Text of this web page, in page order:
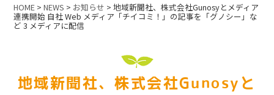
HOME >NEWS > お知らせ >地域新聞社、株式会社Gunosyとメディア
連携開始 自社 Web メディア「チイコミ！」の記事を「グノシー」な
ど 3 メディアに配信
地域新聞社、株式会社Gunosyと